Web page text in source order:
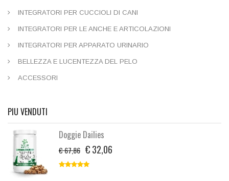
INTEGRATORI PER CUCCIOLI DI CANI
INTEGRATORI PER LE ANCHE E ARTICOLAZIONI
INTEGRATORI PER APPARATO URINARIO
BELLEZZA E LUCENTEZZA DEL PELO
ACCESSORI
PIU VENDUTI
Doggie Dailies
€ 67,86 € 32,06